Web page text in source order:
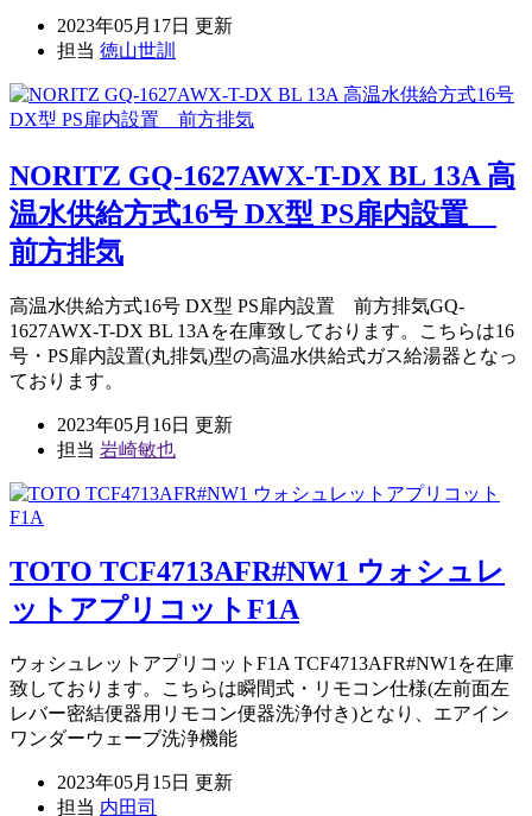
2023年05月17日 更新
担当 徳山世訓
NORITZ GQ-1627AWX-T-DX BL 13A 高
温水供給方式16号 DX型 PS扉内設置
前方排気
高温水供給方式16号 DX型 PS扉内設置 前方排気GQ-
1627AWX-T-DX BL 13Aを在庫致しております。こちらは16
号・PS扉内設置(丸排気)型の高温水供給式ガス給湯器となっ
ております。
2023年05月16日 更新
担当 岩崎敏也
TOTO TCF4713AFR#NW1 ウォシュレ
ットアプリコットF1A
ウォシュレットアプリコットF1A TCF4713AFR#NW1を在庫
致しております。こちらは瞬間式・リモコン仕様(左前面左
レバー密結便器用リモコン便器洗浄付き)となり、エアイン
ワンダーウェーブ洗浄機能
2023年05月15日 更新
担当 内田司